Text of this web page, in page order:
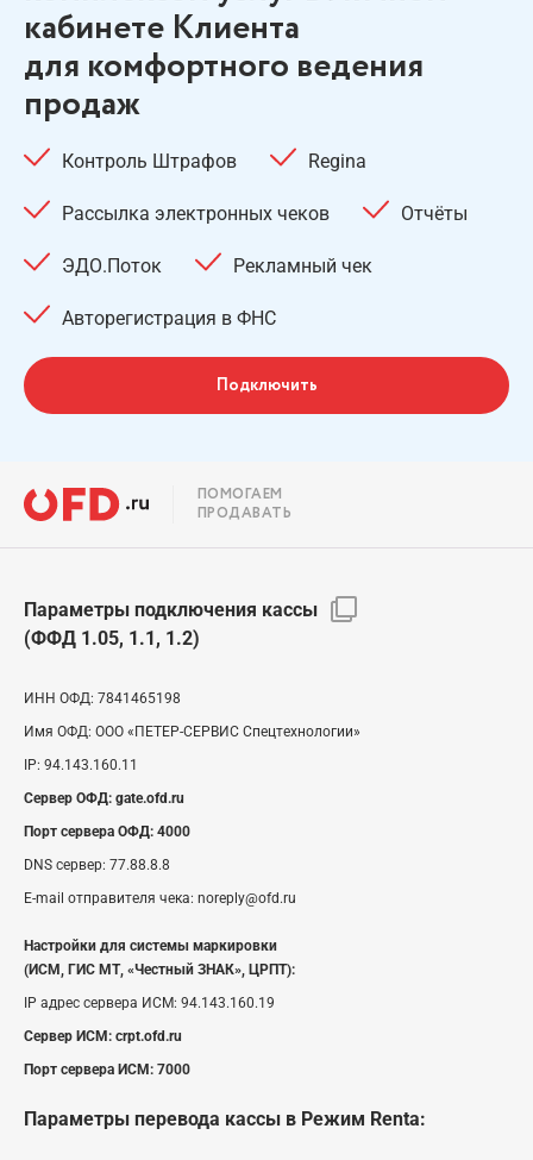
кабинете Клиента
для комфортного ведения
продаж
Контроль Штрафов Regina
Рассылка электронных чеков Отчёты
ЭДО.Поток Рекламный чек
Авторегистрация в ФНС
Подключить
ПОМОГАЕМ
ПРОДАВАТЬ
Параметры подключения кассы
(ФФД 1.05, 1.1, 1.2)
ИНН ОФД: 7841465198
Имя ОФД: ООО «ПЕТЕР-СЕРВИС Спецтехнологии»
IP: 94.143.160.11
Сервер ОФД: gate.ofd.ru
Порт сервера ОФД: 4000
DNS сервер: 77.88.8.8
E-mail отправителя чека: noreply@ofd.ru
Настройки для системы маркировки
(ИСМ, ГИС МТ, «Честный ЗНАК», ЦРПТ):
IP адрес сервера ИСМ: 94.143.160.19
Сервер ИСМ: crpt.ofd.ru
Порт сервера ИСМ: 7000
Параметры перевода кассы в Режим Renta: